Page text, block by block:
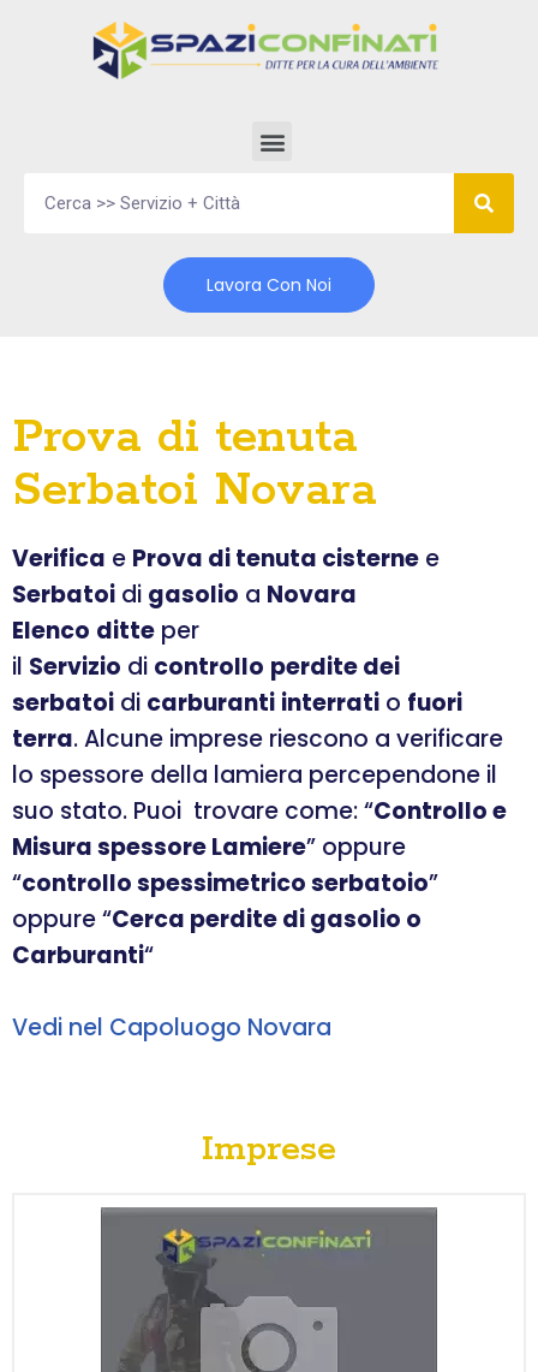
Lavora Con Noi
Prova di tenuta
Serbatoi Novara
Verifica e Prova di tenuta cisterne e
Serbatoi di gasolio a Novara
Elenco ditte per
il Servizio di controllo perdite dei
serbatoi di carburanti interrati o fuori
terra. Alcune imprese riescono a verificare
lo spessore della lamiera percependone il
suo stato. Puoi trovare come: “Controllo e
Misura spessore Lamiere” oppure
“controllo spessimetrico serbatoio”
oppure “Cerca perdite di gasolio o
Carburanti“
Vedi nel Capoluogo Novara
Imprese